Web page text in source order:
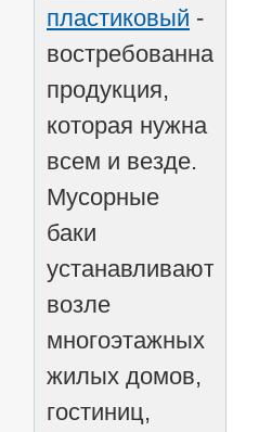
пластиковый -
востребованная
продукция,
которая нужна
всем и везде.
Мусорные
баки
устанавливаются
возле
многоэтажных
жилых домов,
гостиниц,